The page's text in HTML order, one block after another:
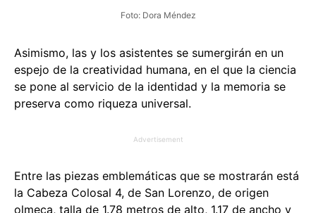
Foto: Dora Méndez
Asimismo, las y los asistentes se sumergirán en un
espejo de la creatividad humana, en el que la ciencia
se pone al servicio de la identidad y la memoria se
preserva como riqueza universal.
Advertisement
Entre las piezas emblemáticas que se mostrarán está
la Cabeza Colosal 4, de San Lorenzo, de origen
olmeca, talla de 1.78 metros de alto, 1.17 de ancho y